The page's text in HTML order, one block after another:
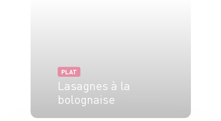
PLAT
Lasagnes à la
bolognaise